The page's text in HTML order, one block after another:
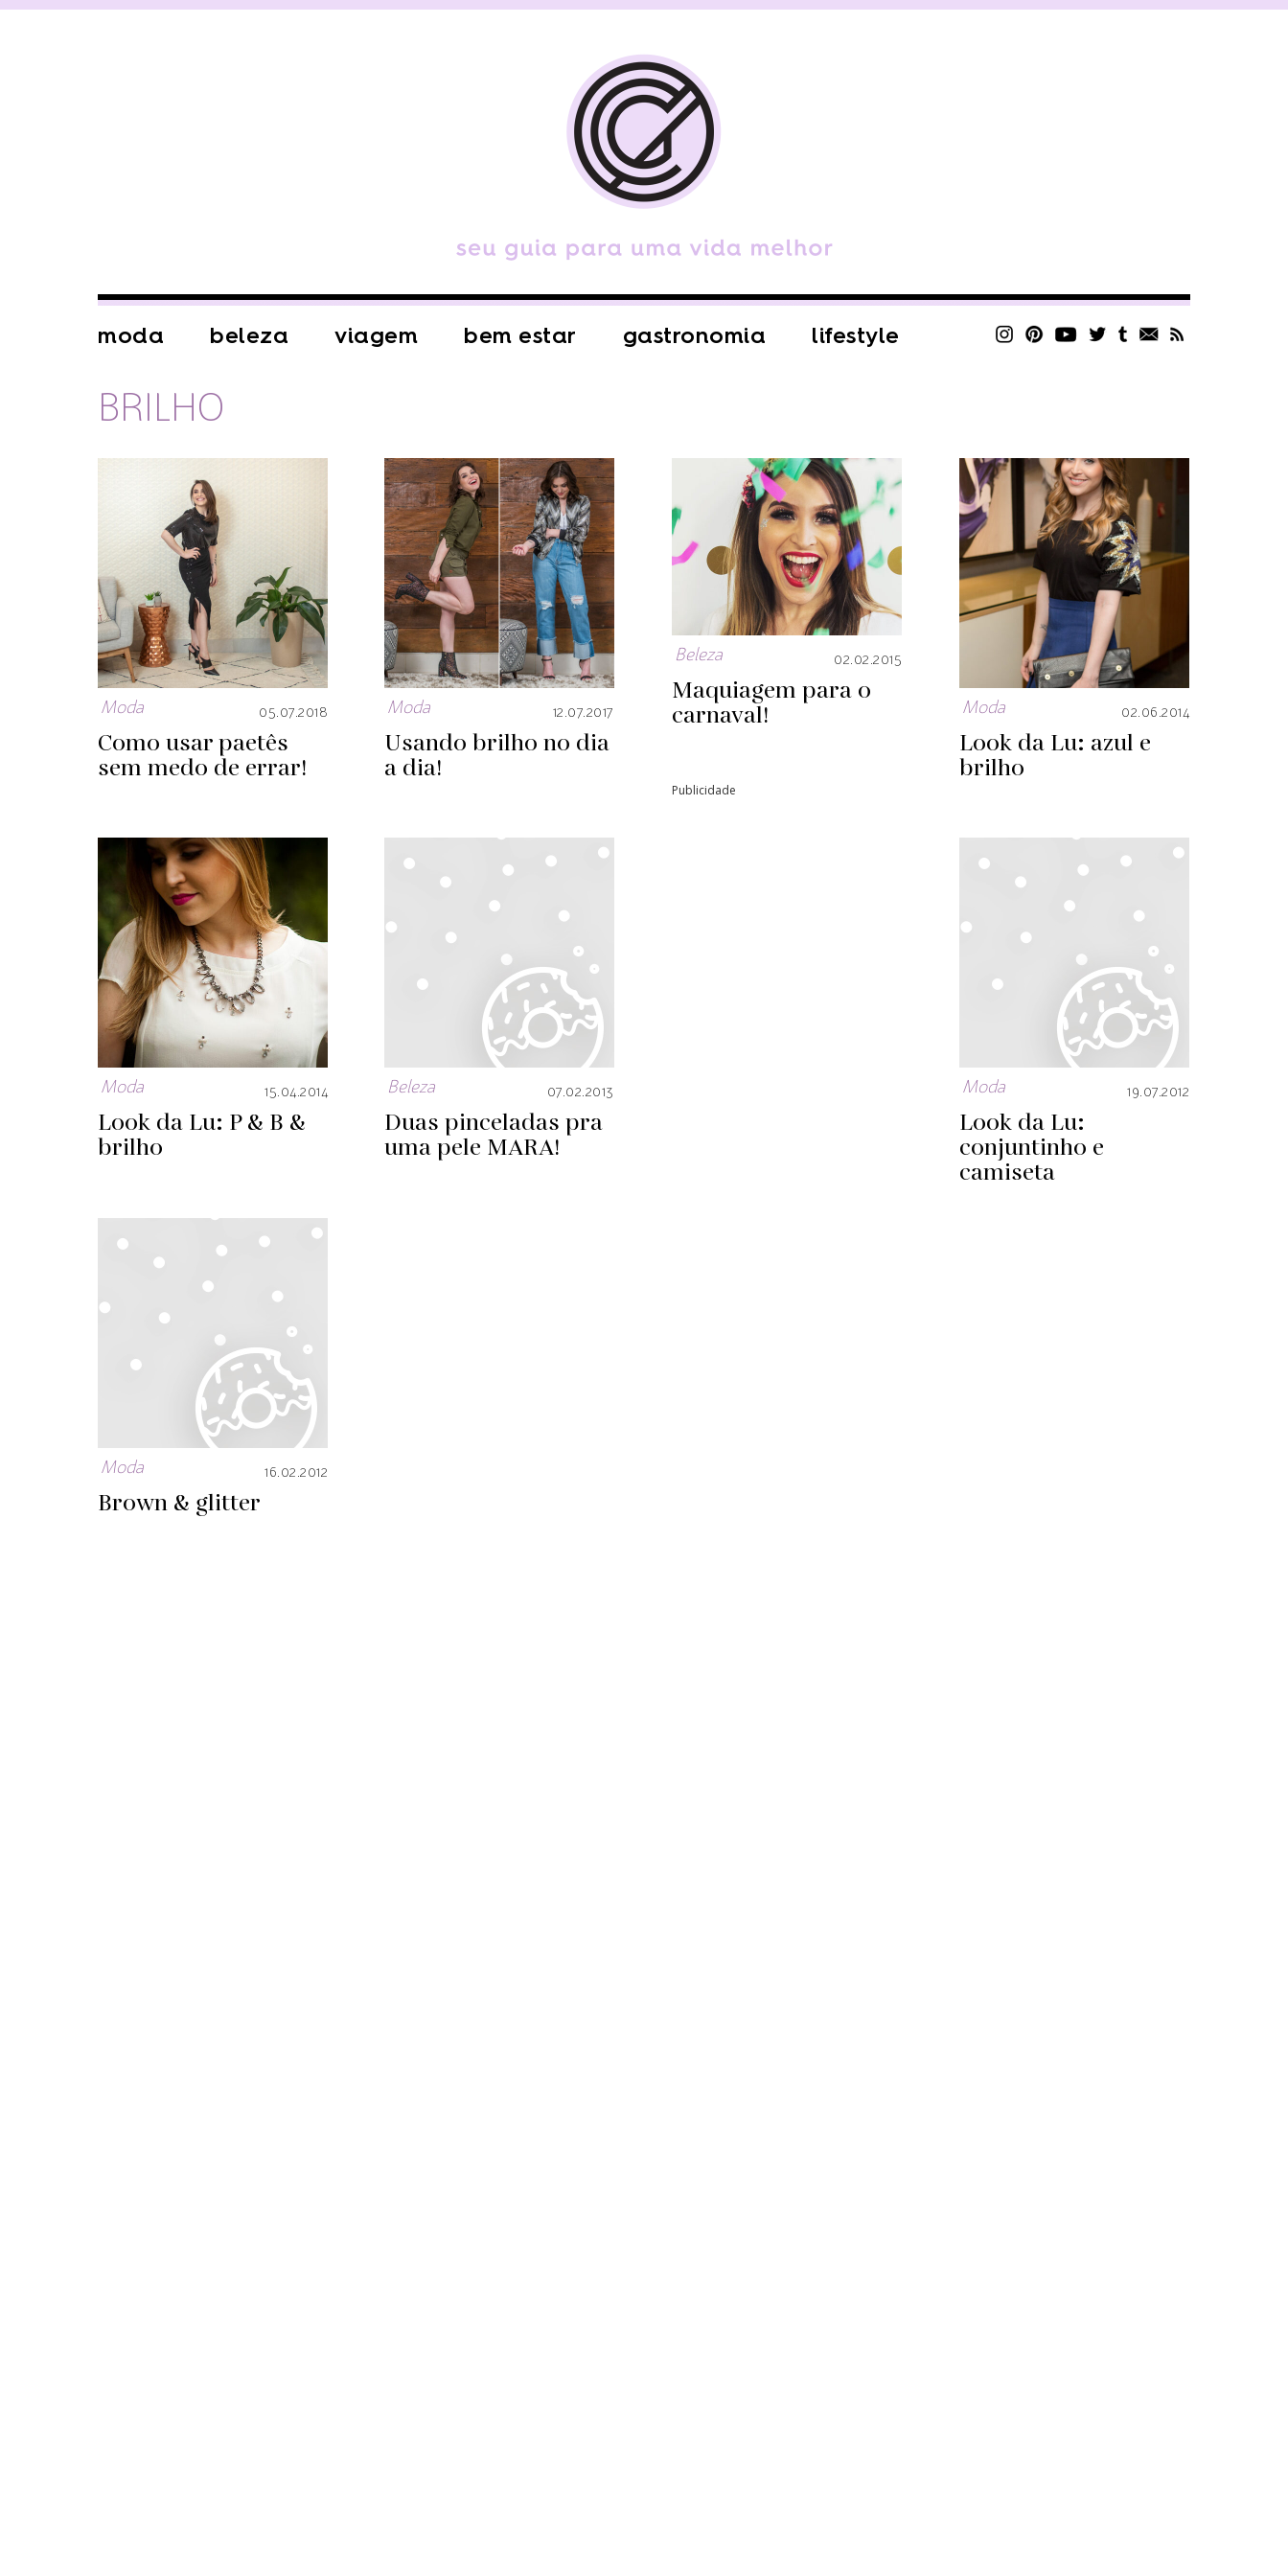
moda beleza viagem bem estar gastronomia lifestyle
BRILHO
Moda 05.07.2018
Como usar paetês
sem medo de errar!
Moda 12.07.2017
Usando brilho no dia
a dia!
Beleza 02.02.2015
Maquiagem para o
carnaval! Moda 02.06.2014
Look da Lu: azul e
brilho
Publicidade
Moda 15.04.2014
Look da Lu: P & B &
brilho
Beleza 07.02.2013
Duas pinceladas pra
uma pele MARA!
Moda 19.07.2012
Look da Lu:
conjuntinho e
camiseta
Moda 16.02.2012
Brown & glitter